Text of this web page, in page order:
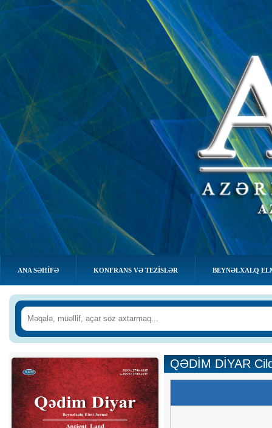
ANA SƏHIFƏ KONFRANS VƏ TEZİSLƏR BEYNƏLXALQ
QƏDİM DİYAR